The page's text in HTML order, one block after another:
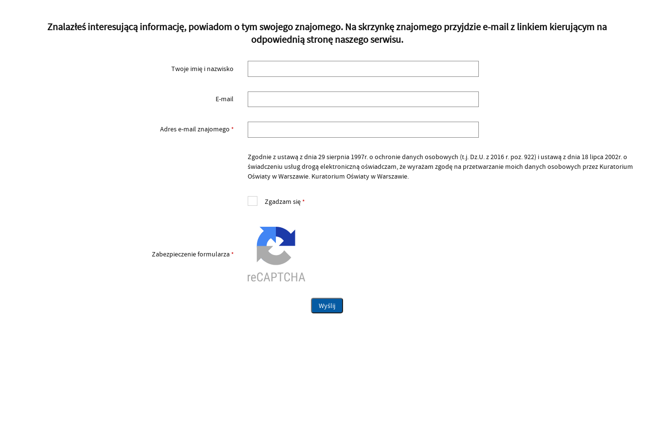
Znalazłeś interesującą informację, powiadom o tym swojego znajomego. Na skrzynkę znajomego przyjdzie e-mail z linkiem kierującym na
odpowiednią stronę naszego serwisu.
Twoje imię i nazwisko
E-mail
Adres e-mail znajomego *
Zgodnie z ustawą z dnia 29 sierpnia 1997r. o ochronie danych osobowych (t.j. Dz.U. z 2016 r. poz. 922) i ustawą z dnia 18 lipca 2002r. o
świadczeniu usług drogą elektroniczną oświadczam, że wyrażam zgodę na przetwarzanie moich danych osobowych przez Kuratorium
Oświaty w Warszawie. Kuratorium Oświaty w Warszawie.
Zgadzam się*
Zabezpieczenie formularza*